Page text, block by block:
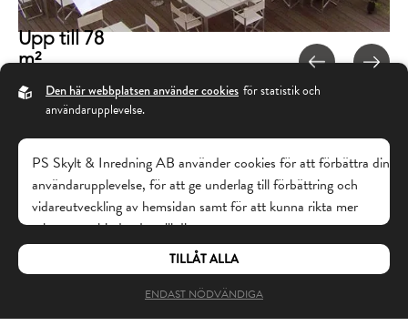
Upp till 78
m²
UTESERVERING
SKYLTPROJEKT
SOLSKYDD
Den här webbplatsen använder cookies för statistik och
användarupplevelse.
PS Skylt & Inredning AB använder cookies för att förbättra din
användarupplevelse, för att ge underlag till förbättring och
vidareutveckling av hemsidan samt för att kunna rikta mer
relevanta erbjudanden till dig.
personuppgiftspolicy. Om du samtycker till vår
Tillåt alla. Om du vill ändra ditt val i efterhand
ENDAST NÖDVÄNDIGA
TILLÅT ALLA